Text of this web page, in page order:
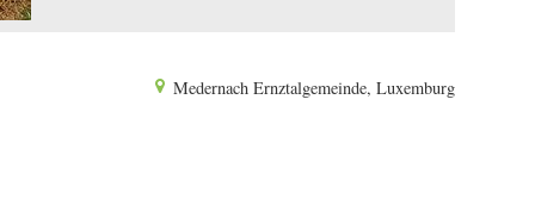
Medernach Ernztalgemeinde, Luxemburg